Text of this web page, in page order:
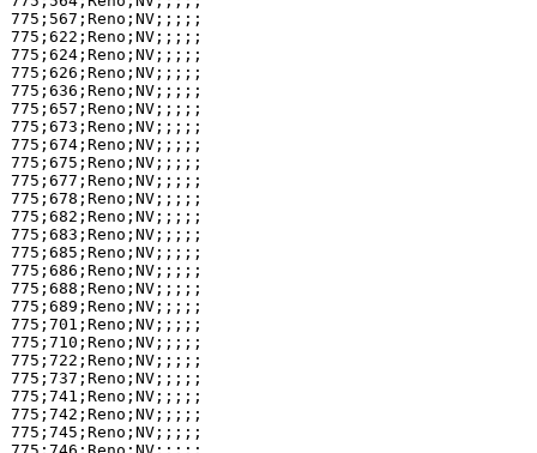
775;567;Reno;NV;;;;;
775;622;Reno;NV;;;;;
775;624;Reno;NV;;;;;
775;626;Reno;NV;;;;;
775;636;Reno;NV;;;;;
775;657;Reno;NV;;;;;
775;673;Reno;NV;;;;;
775;674;Reno;NV;;;;;
775;675;Reno;NV;;;;;
775;677;Reno;NV;;;;;
775;678;Reno;NV;;;;;
775;682;Reno;NV;;;;;
775;683;Reno;NV;;;;;
775;685;Reno;NV;;;;;
775;686;Reno;NV;;;;;
775;688;Reno;NV;;;;;
775;689;Reno;NV;;;;;
775;701;Reno;NV;;;;;
775;710;Reno;NV;;;;;
775;722;Reno;NV;;;;;
775;737;Reno;NV;;;;;
775;741;Reno;NV;;;;;
775;742;Reno;NV;;;;;
775;745;Reno;NV;;;;;